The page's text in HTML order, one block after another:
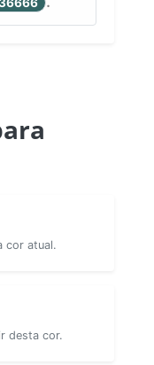
cor atual.
desta cor.